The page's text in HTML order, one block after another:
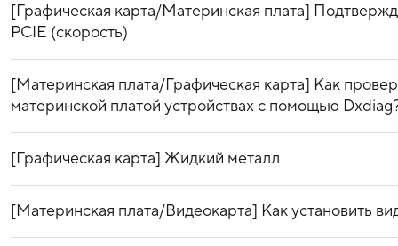
[Графическая карта/Материнская плата]
PCIE (скорость)
[Материнская плата/Графическая карта] Как
материнской платой устройствах с помощью
[Графическая карта] Жидкий металл
[Материнская плата/Видеокарта] Как установить